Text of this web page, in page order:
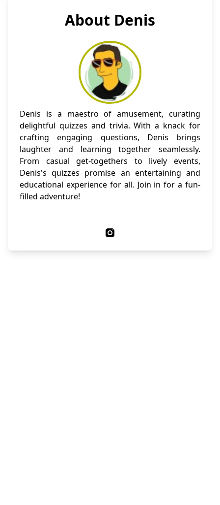
About Denis
Denis is a maestro of amusement, curating
delightful quizzes and trivia. With a knack for
crafting engaging questions, Denis brings
laughter and learning together seamlessly.
From casual get-togethers to lively events,
Denis's quizzes promise an entertaining and
educational experience for all. Join in for a fun-
filled adventure!